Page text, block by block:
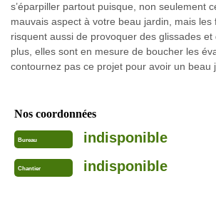
s’éparpiller partout puisque, non seulement
mauvais aspect à votre beau jardin, mais les
risquent aussi de provoquer des glissades et
plus, elles sont en mesure de boucher les
contournez pas ce projet pour avoir un beau
Nos coordonnées
Bureau indisponible
Chantier indisponible